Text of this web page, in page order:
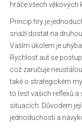
hráče všech věkových
Princip hry je
snaží dostat na
Vaším úkolem je
Rychlost aut se
což zaručuje
také o strategickém
to test vašich reflexů
situacích. Důvodem
jednoduchosti a